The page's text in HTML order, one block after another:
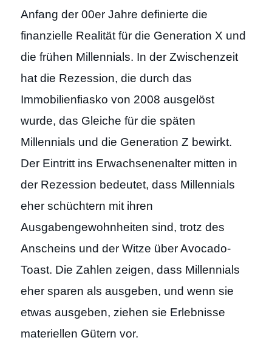
Anfang der 00er Jahre definierte die
finanzielle Realität für die Generation X und
die frühen Millennials. In der Zwischenzeit
hat die Rezession, die durch das
Immobilienfiasko von 2008 ausgelöst
wurde, das Gleiche für die späten
Millennials und die Generation Z bewirkt.
Der Eintritt ins Erwachsenenalter mitten in
der Rezession bedeutet, dass Millennials
eher schüchtern mit ihren
Ausgabengewohnheiten sind, trotz des
Anscheins und der Witze über Avocado-
Toast. Die Zahlen zeigen, dass Millennials
eher sparen als ausgeben, und wenn sie
etwas ausgeben, ziehen sie Erlebnisse
materiellen Gütern vor.